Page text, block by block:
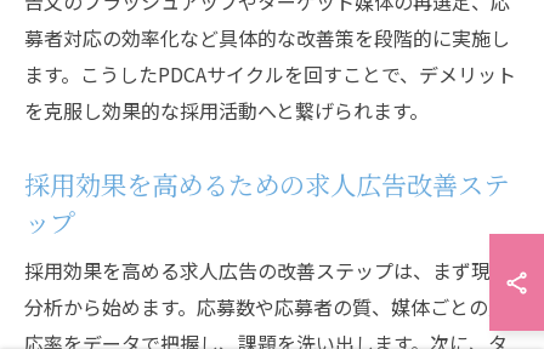
募者対応の効率化など具体的な改善策を段階的に実施し
ます。こうしたPDCAサイクルを回すことで、デメリット
を克服し効果的な採用活動へと繋げられます。
採用効果を高めるための求人広告改善ステ
ップ
採用効果を高める求人広告の改善ステップは、まず現状
分析から始めます。応募数や応募者の質、媒体ごとの反
応率をデータで把握し、課題を洗い出します。次に、タ